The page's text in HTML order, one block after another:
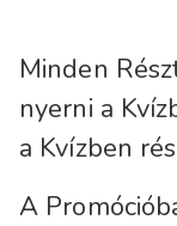
Minden
nyerni a
a Kvízben
A